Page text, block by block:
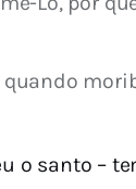
o santo –